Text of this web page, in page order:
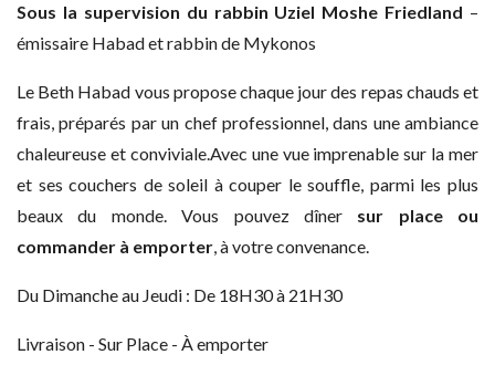
Sous la supervision du rabbin Uziel Moshe Friedland –
émissaire Habad et rabbin de Mykonos
Le Beth Habad vous propose chaque jour des repas chauds et
frais, préparés par un chef professionnel, dans une ambiance
chaleureuse et conviviale.Avec une vue imprenable sur la mer
et ses couchers de soleil à couper le souffle, parmi les plus
beaux du monde. Vous pouvez dîner sur place ou
commander à emporter, à votre convenance.
Du Dimanche au Jeudi : De 18H30 à 21H30
Livraison - Sur Place - À emporter